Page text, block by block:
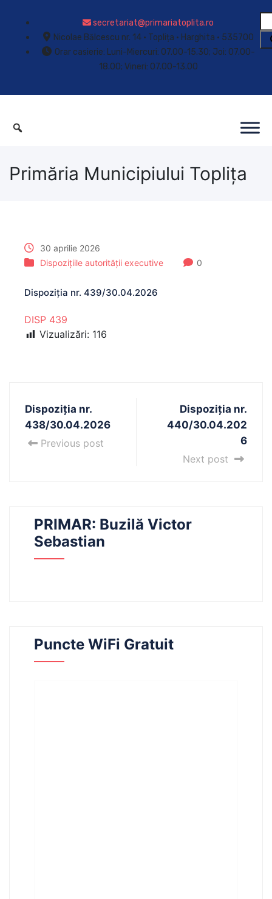
secretariat@primariatoplita.ro
Nicolae Bălcescu nr. 14 • Toplița • Harghita • 535700
Orar casierie: Luni-Miercuri: 07.00-15.30; Joi: 07.00-
18.00; Vineri: 07.00-13.00
Primăria Municipiului Toplița
30 aprilie 2026
Dispozițiile autorității executive
0
Dispoziția nr. 439/30.04.2026
DISP 439
Vizualizări: 116
Dispoziția nr.
438/30.04.2026
Previous post
Dispoziția nr.
440/30.04.202
6
Next post
PRIMAR: Buzilă Victor
Sebastian
Puncte WiFi Gratuit